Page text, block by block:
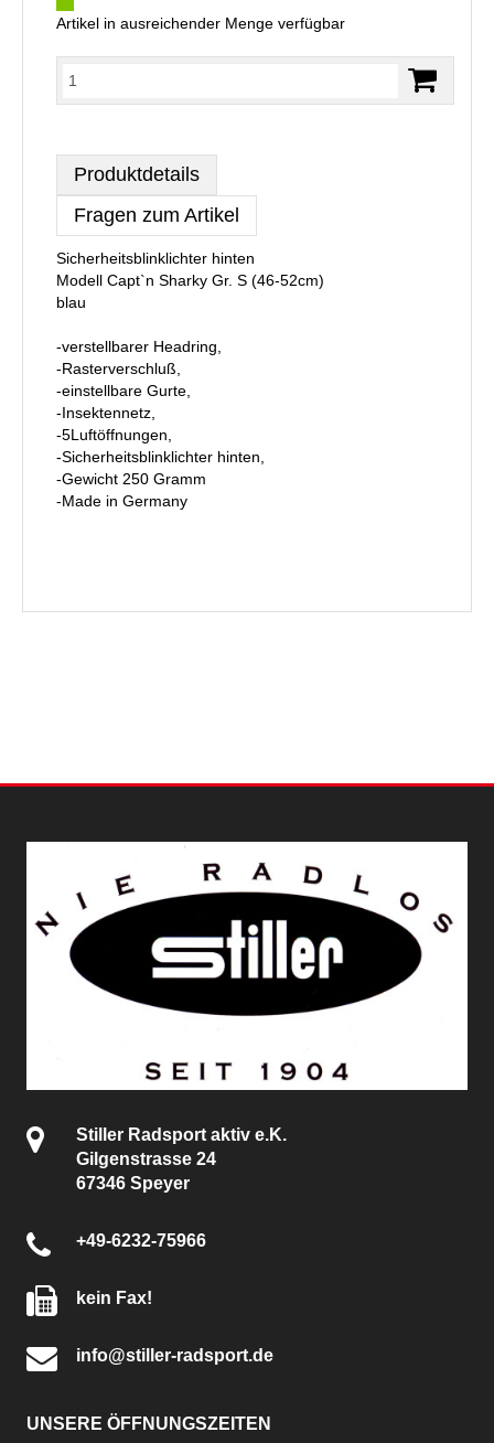
Artikel in ausreichender Menge verfügbar
Produktdetails
Fragen zum Artikel
Sicherheitsblinklichter hinten
Modell Capt`n Sharky Gr. S (46-52cm)
blau
-verstellbarer Headring,
-Rasterverschluß,
-einstellbare Gurte,
-Insektennetz,
-5Luftöffnungen,
-Sicherheitsblinklichter hinten,
-Gewicht 250 Gramm
-Made in Germany
Stiller Radsport aktiv e.K.
Gilgenstrasse 24
67346 Speyer
+49-6232-75966
kein Fax!
info@stiller-radsport.de
UNSERE ÖFFNUNGSZEITEN